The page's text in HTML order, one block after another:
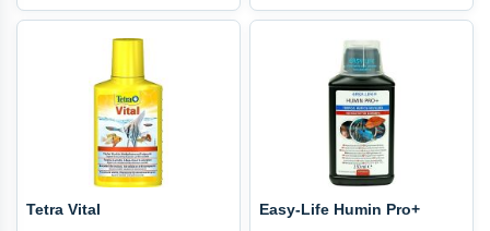
Tetra Vital Easy-Life Humin Pro+